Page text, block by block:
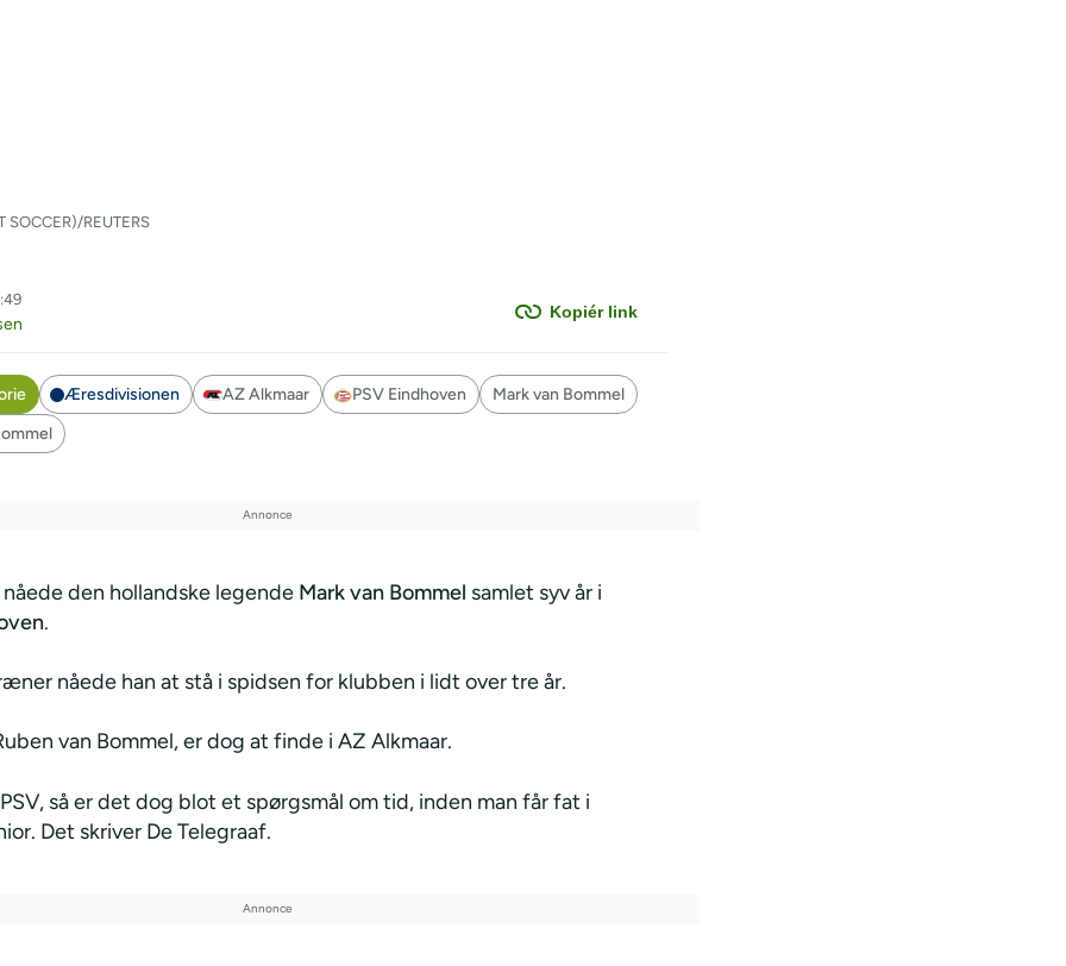
SOCCER)/REUTERS
Kopiér link
Æresdivisionen AZ Alkmaar PSV Eindhoven
Mark van Bommel
den hollandske legende Mark van Bommel samlet syv år i
.
nåede han at stå i spidsen for klubben i lidt over tre år.
van Bommel, er dog at finde i AZ Alkmaar.
så er det dog blot et spørgsmål om tid, inden man får fat i
Det skriver De Telegraaf.